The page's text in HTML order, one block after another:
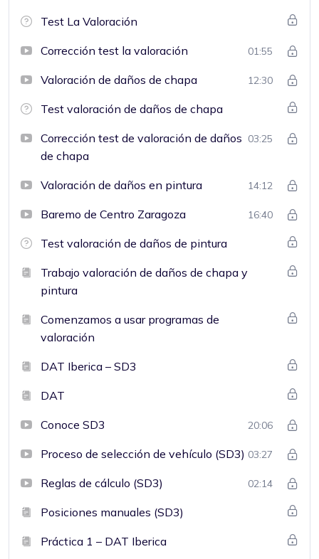
Test La Valoración
Corrección test la valoración 01:55
Valoración de daños de chapa 12:30
Test valoración de daños de chapa
Corrección test de valoración de daños
de chapa
03:25
Valoración de daños en pintura 14:12
Baremo de Centro Zaragoza 16:40
Test valoración de daños de pintura
Trabajo valoración de daños de chapa y
pintura
Comenzamos a usar programas de
valoración
DAT Iberica – SD3
DAT
Conoce SD3 20:06
Proceso de selección de vehículo (SD3) 03:27
Reglas de cálculo (SD3) 02:14
Posiciones manuales (SD3)
Práctica 1 – DAT Iberica